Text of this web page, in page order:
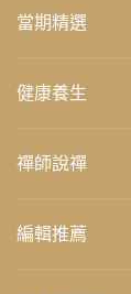
當期精選
健康養生
禪師說禪
編輯推薦